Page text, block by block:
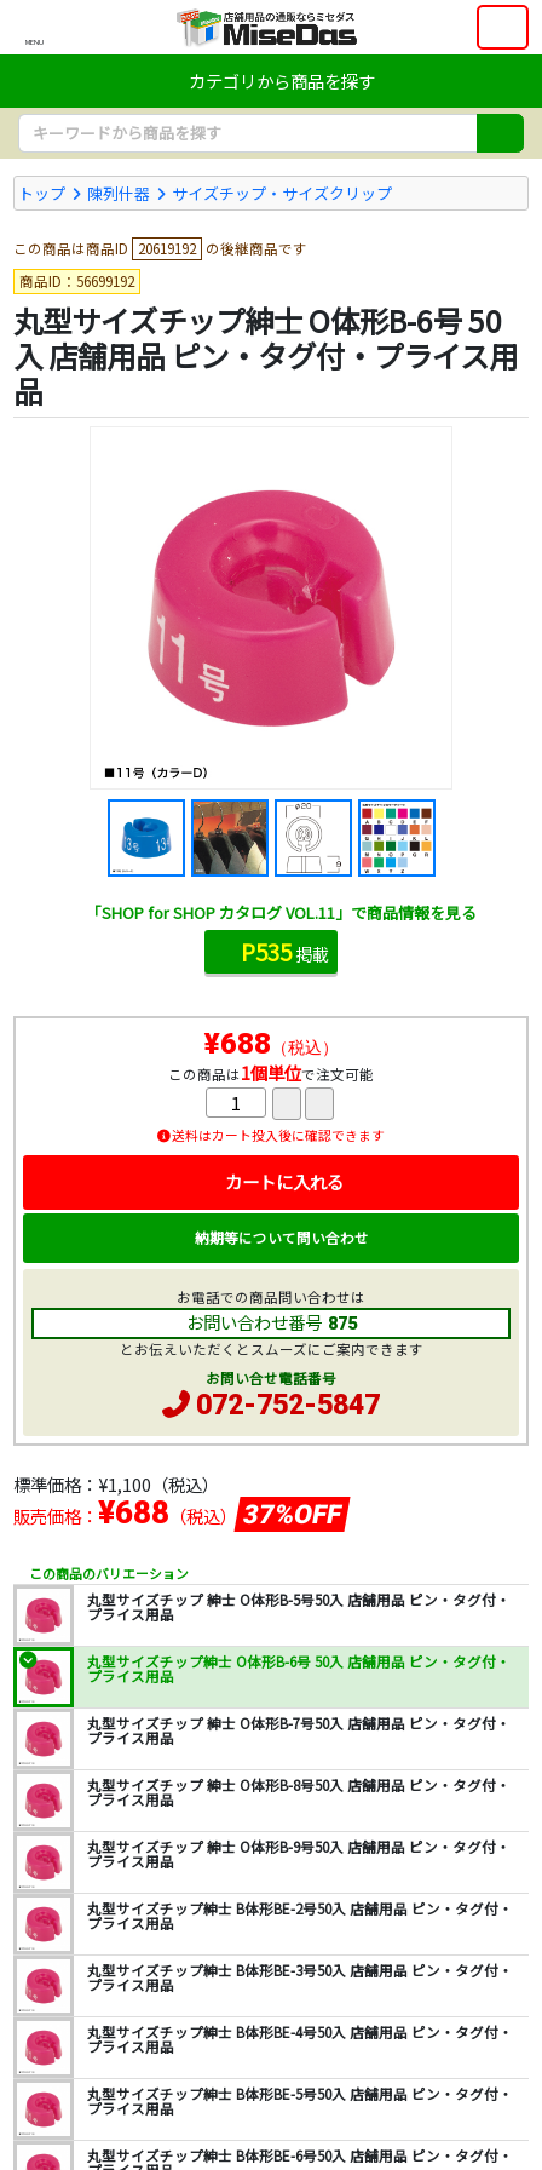
MENU
カテゴリから商品を探す
トップ 陳列什器 サイズチップ・サイズクリップ
この商品は商品ID 20619192 の後継商品です
商品ID：56699192
丸型サイズチップ紳士 O体形B-6号 50
入 店舗用品 ピン・タグ付・プライス用
品
標準価格： ¥1,100 （税込）
販売価格： ¥688 （税込） 37%OFF
この商品のバリエーション
丸型サイズチップ 紳士 O体形B-5号50入 店舗用品 ピン・タグ付・
プライス用品
丸型サイズチップ紳士 O体形B-6号 50入 店舗用品 ピン・タグ付・
プライス用品
丸型サイズチップ 紳士 O体形B-7号50入 店舗用品 ピン・タグ付・
プライス用品
丸型サイズチップ 紳士 O体形B-8号50入 店舗用品 ピン・タグ付・
プライス用品
丸型サイズチップ 紳士 O体形B-9号50入 店舗用品 ピン・タグ付・
プライス用品
丸型サイズチップ紳士 B体形BE-2号50入 店舗用品 ピン・タグ付・
プライス用品
丸型サイズチップ紳士 B体形BE-3号50入 店舗用品 ピン・タグ付・
プライス用品
丸型サイズチップ紳士 B体形BE-4号50入 店舗用品 ピン・タグ付・
プライス用品
丸型サイズチップ紳士 B体形BE-5号50入 店舗用品 ピン・タグ付・
プライス用品
丸型サイズチップ紳士 B体形BE-6号50入 店舗用品 ピン・タグ付・
¥688 （税込）
この商品は1個単位で注文可能
送料はカート投入後に確認できます
カートに入れる
納期等について問い合わせ
お電話での商品問い合わせは
お問い合わせ番号 875
とお伝えいただくとスムーズにご案内できます
お問い合せ電話番号
072-752-5847
「SHOP for SHOP カタログ VOL.11」で商品情報を見る
P535掲載